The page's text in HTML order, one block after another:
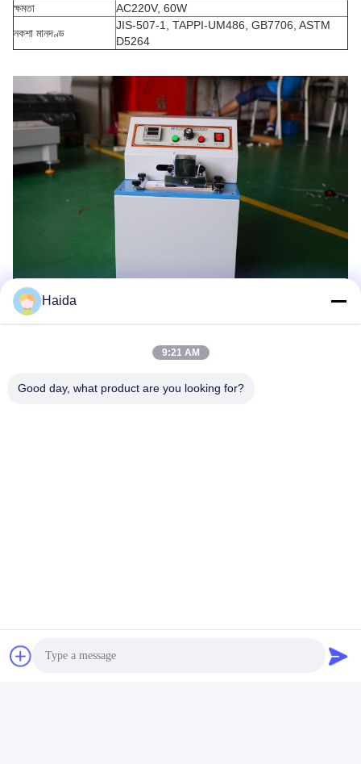
ক্ষমতা
AC220V, 60W
নকশা মানদণ্ড
JIS-507-1, TAPPI-UM486, GB7706, ASTM
D5264
Haida
9:21 AM
Good day, what product are you looking for?